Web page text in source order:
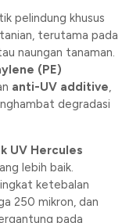
pelindung khusus
terutama pada
naungan tanaman.
(PE)
anti-UV additive,
degradasi
UV Hercules
lebih baik.
ketebalan
250 mikron, dan
pada